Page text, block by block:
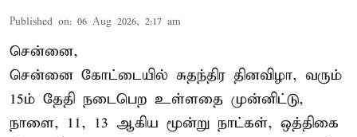
Published on: 06 Aug 2026, 2:17 am
சென்னை,
சென்னை கோட்டையில் சுதந்திர தினவிழா, வரும்
15ம் தேதி நடைபெற உள்ளதை முன்னிட்டு,
நாளை, 11, 13 ஆகிய மூன்று நாட்கள், ஒத்திகை